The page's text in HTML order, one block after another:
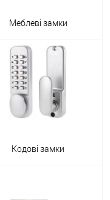
Меблеві замки
Кодові замки